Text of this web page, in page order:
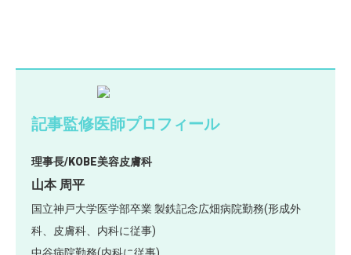
記事監修医師プロフィール
理事長/KOBE美容皮膚科
山本 周平
国立神戸大学医学部卒業 製鉄記念広畑病院勤務(形成外
科、皮膚科、内科に従事)